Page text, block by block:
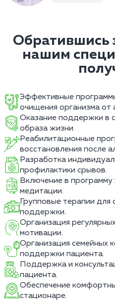
Обратившись
нашим
Эффективные
очищения организма от
Оказание поддержки в
образа жизни.
Реабилитационные
восстановления после
Разработка
профилактики срывов.
Включение в
медитации.
Групповые терапии
поддержки.
Организация
мотивации.
Организация семейных
поддержки пациента.
Поддержка и
пациента.
Обеспечение
стационаре.